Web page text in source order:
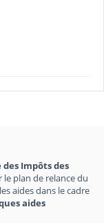
Impôts des
plan de relance du
aides dans le cadre
aides